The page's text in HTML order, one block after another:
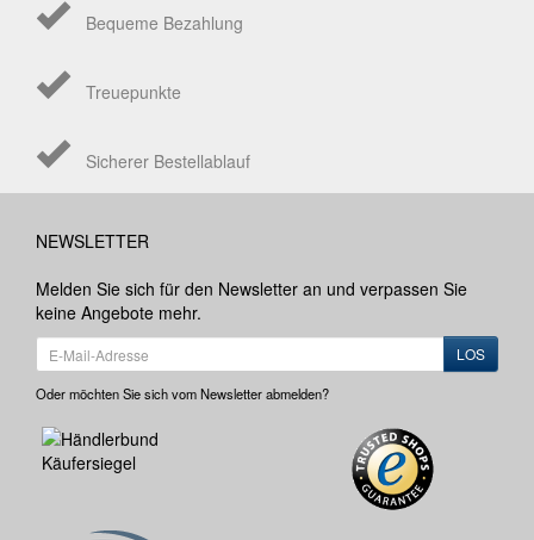
Bequeme Bezahlung
Treuepunkte
Sicherer Bestellablauf
NEWSLETTER
Melden Sie sich für den Newsletter an und verpassen Sie
keine Angebote mehr.
LOS
Oder möchten Sie sich vom Newsletter abmelden?